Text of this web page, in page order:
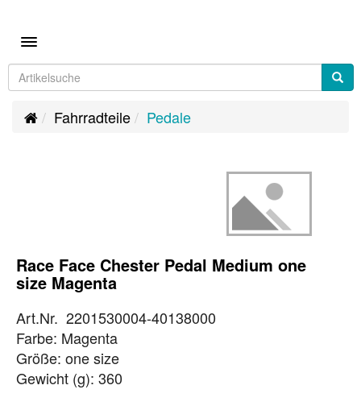
Toggle navigation
Fahrradteile Pedale
Race Face Chester Pedal Medium one
size Magenta
Art.Nr. 2201530004-40138000
Farbe: Magenta
Größe: one size
Gewicht (g): 360